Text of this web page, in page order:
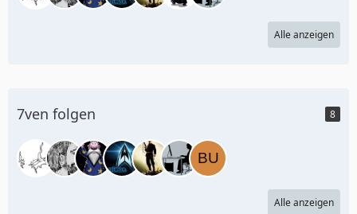
Alle anzeigen
7ven folgen 8
Alle anzeigen